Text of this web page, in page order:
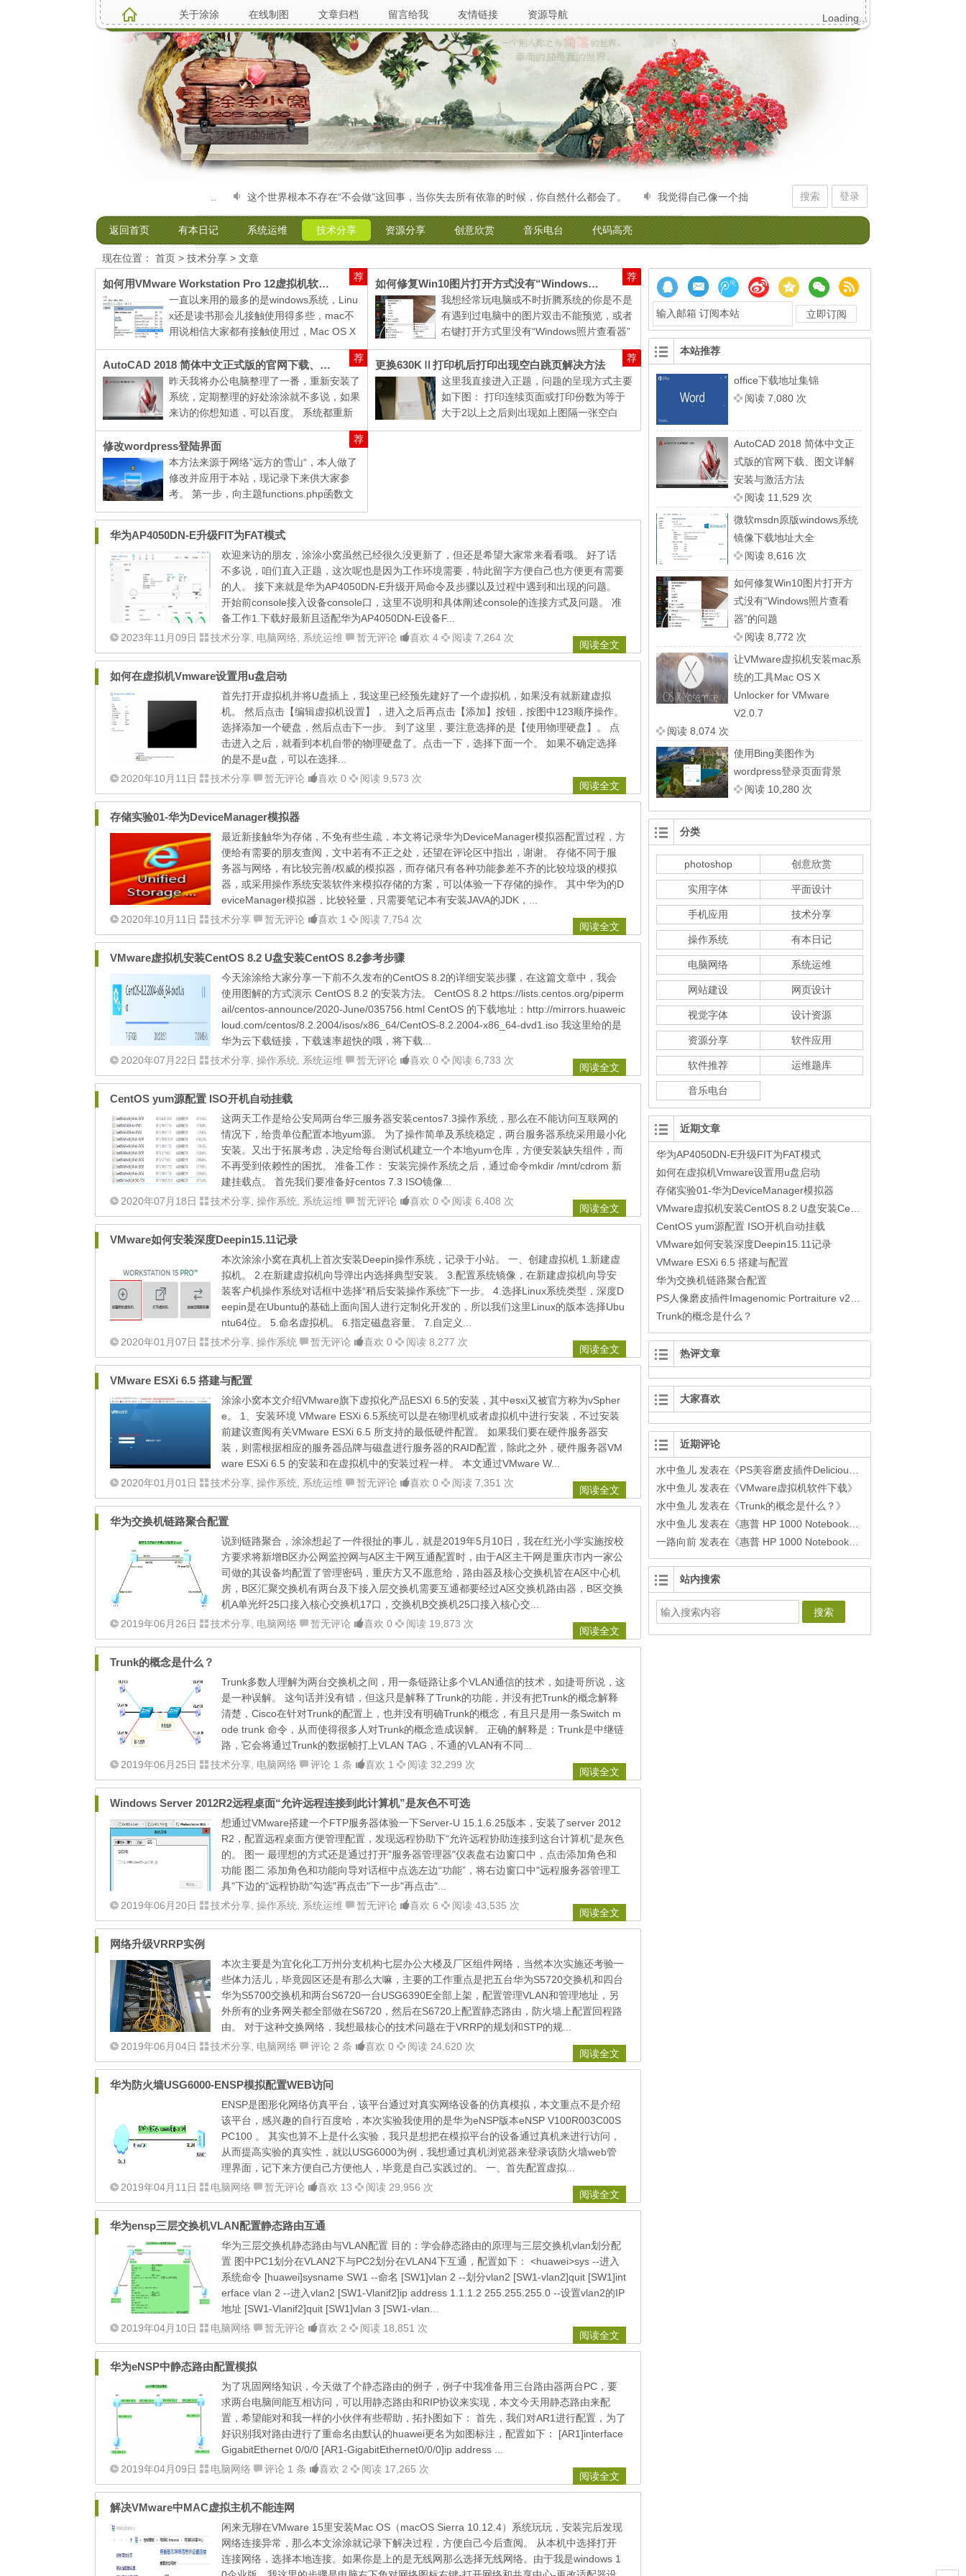
关于涂涂 在线制图 文章归档 留言给我 友情链接 资源导航 Loading...
搜索 登录
这个世界根本不存在“不会做”这回事，当你失去所有依靠的时候，你自然什么都会了。 我觉得自己像一个拙劣的初学者，不停拨弄记忆的琴弦。它给我的回应，
返回首页 有本日记 系统运维 技术分享 资源分享 创意欣赏 音乐电台 代码高亮
现在位置： 首页 > 技术分享 > 文章
荐
如何用VMware Workstation Pro 12虚拟机软件安装Mac系统
一直以来用的最多的是windows系统，Linu
x还是读书那会儿接触使用得多些，mac不
用说相信大家都有接触使用过，Mac OS X
的惊艳我想各位就不用我多说吧，如果我们
只是为了体验一下Mac OS X系统的话大家
不妨跟着我一样...
荐
如何修复Win10图片打开方式没有“Windows照片查看器”的问题
我想经常玩电脑或不时折腾系统的你是不是
有遇到过电脑中的图片双击不能预览，或者
右键打开方式里没有“Windows照片查看器”
是不很惊诧，还带点小郁闷，涂涂就问，有
么有有么有...... 正巧涂涂今天也遇上了哈，
问题...
荐
AutoCAD 2018 简体中文正式版的官网下载、图文详解安装与激活方法
昨天我将办公电脑整理了一番，重新安装了
系统，定期整理的好处涂涂就不多说，如果
来访的你想知道，可以百度。 系统都重新
安装了，接下来要做的就是安装日常工作所
需的应用程序软件了，过去我的电脑里所安
装的软件...
荐
更换630KⅡ打印机后打印出现空白跳页解决方法
这里我直接进入正题，问题的呈现方式主要
如下图： 打印连续页面或打印份数为等于
大于2以上之后则出现如上图隔一张空白
页，这样打印完我们需要的内容后会很浪费
荐
修改wordpress登陆界面
本方法来源于网络”远方的雪山“，本人做了
修改并应用于本站，现记录下来供大家参
考。 第一步，向主题functions.php函数文
件的最后一个“?>”添加代码： // 后台登录界
华为AP4050DN-E升级FIT为FAT模式
欢迎来访的朋友，涂涂小窝虽然已经很久没更新了，但还是希望大家常来看看哦。 好了话
不多说，咱们直入正题，这次呢也是因为工作环境需要，特此留字方便自己也方便更有需要
的人。 接下来就是华为AP4050DN-E升级开局命令及步骤以及过程中遇到和出现的问题。
开始前console接入设备console口，这里不说明和具体阐述console的连接方式及问题。 准
备工作1.下载好最新且适配华为AP4050DN-E设备F...
2023年11月09日
技术分享 电脑网络 系统运维 暂无评论 喜欢 4 阅读 7,264 次
阅读全文
如何在虚拟机Vmware设置用u盘启动
首先打开虚拟机并将U盘插上，我这里已经预先建好了一个虚拟机，如果没有就新建虚拟
机。 然后点击【编辑虚拟机设置】，进入之后再点击【添加】按钮，按图中123顺序操作。
选择添加一个硬盘，然后点击下一步。 到了这里，要注意选择的是【使用物理硬盘】。 点
击进入之后，就看到本机自带的物理硬盘了。点击一下，选择下面一个。 如果不确定选择
的是不是u盘，可以在选择...
2020年10月11日
技术分享 暂无评论 喜欢 0 阅读 9,573 次
阅读全文
存储实验01-华为DeviceManager模拟器
最近新接触华为存储，不免有些生疏，本文将记录华为DeviceManager模拟器配置过程，方
便给有需要的朋友查阅，文中若有不正之处，还望在评论区中指出，谢谢。 存储不同于服
务器与网络，有比较完善/权威的模拟器，而存储只有各种功能参差不齐的比较垃圾的模拟
器，或采用操作系统安装软件来模拟存储的方案，可以体验一下存储的操作。 其中华为的D
eviceManager模拟器，比较轻量，只需要笔记本有安装JAVA的JDK，...
2020年10月11日
技术分享 暂无评论 喜欢 1 阅读 7,754 次
阅读全文
VMware虚拟机安装CentOS 8.2 U盘安装CentOS 8.2参考步骤
今天涂涂给大家分享一下前不久发布的CentOS 8.2的详细安装步骤，在这篇文章中，我会
使用图解的方式演示 CentOS 8.2 的安装方法。 CentOS 8.2 https://lists.centos.org/piperm
ail/centos-announce/2020-June/035756.html CentOS 的下载地址：http://mirrors.huaweic
loud.com/centos/8.2.2004/isos/x86_64/CentOS-8.2.2004-x86_64-dvd1.iso 我这里给的是
华为云下载链接，下载速率超快的哦，将下载...
2020年07月22日
技术分享 操作系统 系统运维 暂无评论 喜欢 0 阅读 6,733 次
阅读全文
CentOS yum源配置 ISO开机自动挂载
这两天工作是给公安局两台华三服务器安装centos7.3操作系统，那么在不能访问互联网的
情况下，给贵单位配置本地yum源。 为了操作简单及系统稳定，两台服务器系统采用最小化
安装。又出于拓展考虑，决定给每台测试机建立一个本地yum仓库，方便安装缺失组件，而
不再受到依赖性的困扰。 准备工作： 安装完操作系统之后，通过命令mkdir /mnt/cdrom 新
建挂载点。 首先我们要准备好centos 7.3 ISO镜像...
2020年07月18日
技术分享 操作系统 系统运维 暂无评论 喜欢 0 阅读 6,408 次
阅读全文
VMware如何安装深度Deepin15.11记录
本次涂涂小窝在真机上首次安装Deepin操作系统，记录于小站。 一、创建虚拟机 1.新建虚
拟机。 2.在新建虚拟机向导弹出内选择典型安装。 3.配置系统镜像，在新建虚拟机向导安
装客户机操作系统对话框中选择“稍后安装操作系统”下一步。 4.选择Linux系统类型，深度D
eepin是在Ubuntu的基础上面向国人进行定制化开发的，所以我们这里Linux的版本选择Ubu
ntu64位。 5.命名虚拟机。 6.指定磁盘容量。 7.自定义...
2020年01月07日
技术分享 操作系统 暂无评论 喜欢 0 阅读 8,277 次
阅读全文
VMware ESXi 6.5 搭建与配置
涂涂小窝本文介绍VMware旗下虚拟化产品ESXI 6.5的安装，其中esxi又被官方称为vSpher
e。 1、安装环境 VMware ESXi 6.5系统可以是在物理机或者虚拟机中进行安装，不过安装
前建议查阅有关VMware ESXi 6.5 所支持的最低硬件配置。 如果我们要在硬件服务器安
装，则需根据相应的服务器品牌与磁盘进行服务器的RAID配置，除此之外，硬件服务器VM
ware ESXi 6.5 的安装和在虚拟机中的安装过程一样。 本文通过VMware W...
2020年01月01日
技术分享 操作系统 系统运维 暂无评论 喜欢 0 阅读 7,351 次
阅读全文
华为交换机链路聚合配置
说到链路聚合，涂涂想起了一件很扯的事儿，就是2019年5月10日，我在红光小学实施按校
方要求将新增B区办公网监控网与A区主干网互通配置时，由于A区主干网是重庆市内一家公
司做的其设备均配置了管理密码，重庆方又不愿意给，路由器及核心交换机皆在A区中心机
房，B区汇聚交换机有两台及下接入层交换机需要互通都要经过A区交换机路由器，B区交换
机A单光纤25口接入核心交换机17口，交换机B交换机25口接入核心交...
2019年06月26日
技术分享 电脑网络 暂无评论 喜欢 0 阅读 19,873 次
阅读全文
Trunk的概念是什么？
Trunk多数人理解为两台交换机之间，用一条链路让多个VLAN通信的技术，如捷哥所说，这
是一种误解。 这句话并没有错，但这只是解释了Trunk的功能，并没有把Trunk的概念解释
清楚，Cisco在针对Trunk的配置上，也并没有明确Trunk的概念，有且只是用一条Switch m
ode trunk 命令，从而使得很多人对Trunk的概念造成误解。 正确的解释是：Trunk是中继链
路，它会将通过Trunk的数据帧打上VLAN TAG，不通的VLAN有不同...
2019年06月25日
技术分享 电脑网络 评论 1 条 喜欢 1 阅读 32,299 次
阅读全文
Windows Server 2012R2远程桌面“允许远程连接到此计算机”是灰色不可选
想通过VMware搭建一个FTP服务器体验一下Server-U 15.1.6.25版本，安装了server 2012
R2，配置远程桌面方便管理配置，发现远程协助下“允许远程协助连接到这台计算机”是灰色
的。 图一 最理想的方式还是通过打开"服务器管理器"仪表盘右边窗口中，点击添加角色和
功能 图二 添加角色和功能向导对话框中点选左边“功能”，将右边窗口中"远程服务器管理工
具"下边的"远程协助"勾选"再点击"下一步"再点击"...
2019年06月20日
技术分享 操作系统 系统运维 暂无评论 喜欢 6 阅读 43,535 次
阅读全文
网络升级VRRP实例
本次主要是为宜化化工万州分支机构七层办公大楼及厂区组件网络，当然本次实施还考验一
些体力活儿，毕竟园区还是有那么大嘛，主要的工作重点是把五台华为S5720交换机和四台
华为S5700交换机和两台S6720一台USG6390E全部上架，配置管理VLAN和管理地址，另
外所有的业务网关都全部做在S6720，然后在S6720上配置静态路由，防火墙上配置回程路
由。 对于这种交换网络，我想最核心的技术问题在于VRRP的规划和STP的规...
2019年06月04日
技术分享 电脑网络 评论 2 条 喜欢 0 阅读 24,620 次
阅读全文
华为防火墙USG6000-ENSP模拟配置WEB访问
ENSP是图形化网络仿真平台，该平台通过对真实网络设备的仿真模拟，本文重点不是介绍
该平台，感兴趣的自行百度哈，本次实验我使用的是华为eNSP版本eNSP V100R003C00S
PC100 。 其实也算不上是什么实验，我只是想把在模拟平台的设备通过真机来进行访问，
从而提高实验的真实性，就以USG6000为例，我想通过真机浏览器来登录该防火墙web管
理界面，记下来方便自己方便他人，毕竟是自己实践过的。 一、首先配置虚拟...
2019年04月11日
电脑网络 暂无评论 喜欢 13 阅读 29,956 次
阅读全文
华为ensp三层交换机VLAN配置静态路由互通
华为三层交换机静态路由与VLAN配置 目的：学会静态路由的原理与三层交换机vlan划分配
置 图中PC1划分在VLAN2下与PC2划分在VLAN4下互通，配置如下： <huawei>sys --进入
系统命令 [huawei]sysname SW1 --命名 [SW1]vlan 2 --划分vlan2 [SW1-vlan2]quit [SW1]int
erface vlan 2 --进入vlan2 [SW1-Vlanif2]ip address 1.1.1.2 255.255.255.0 --设置vlan2的IP
地址 [SW1-Vlanif2]quit [SW1]vlan 3 [SW1-vlan...
2019年04月10日
电脑网络 暂无评论 喜欢 2 阅读 18,851 次
阅读全文
华为eNSP中静态路由配置模拟
为了巩固网络知识，今天做了个静态路由的例子，例子中我准备用三台路由器两台PC，要
求两台电脑间能互相访问，可以用静态路由和RIP协议来实现，本文今天用静态路由来配
置，希望能对和我一样的小伙伴有些帮助，拓扑图如下： 首先，我们对AR1进行配置，为了
好识别我对路由进行了重命名由默认的huawei更名为如图标注，配置如下： [AR1]interface
GigabitEthernet 0/0/0 [AR1-GigabitEthernet0/0/0]ip address ...
2019年04月09日
电脑网络 评论 1 条 喜欢 2 阅读 17,265 次
阅读全文
解决VMware中MAC虚拟主机不能连网
闲来无聊在VMware 15里安装Mac OS（macOS Sierra 10.12.4）系统玩玩，安装完后发现
网络连接异常，那么本文涂涂就记录下解决过程，方便自己今后查阅。 从本机中选择打开
连接网络，选择本地连接。如果你是上的是无线网那么选择无线网络。由于我是windows 1
本站推荐
office下载地址集锦
阅读 7,080 次
AutoCAD 2018 简体中文正
式版的官网下载、图文详解
安装与激活方法
阅读 11,529 次
微软msdn原版windows系统
镜像下载地址大全
阅读 8,616 次
如何修复Win10图片打开方
式没有“Windows照片查看
器”的问题
阅读 8,772 次
让VMware虚拟机安装mac系
统的工具Mac OS X
Unlocker for VMware
V2.0.7
阅读 8,074 次
使用Bing美图作为
wordpress登录页面背景
阅读 10,280 次
分类
photoshop 创意欣赏
实用字体 平面设计
手机应用 技术分享
操作系统 有本日记
电脑网络 系统运维
网站建设 网页设计
视觉字体 设计资源
资源分享 软件应用
软件推荐 运维题库
音乐电台
近期文章
华为AP4050DN-E升级FIT为FAT模式
如何在虚拟机Vmware设置用u盘启动
存储实验01-华为DeviceManager模拟器
CentOS yum源配置 ISO开机自动挂载
VMware如何安装深度Deepin15.11记录
VMware ESXi 6.5 搭建与配置
华为交换机链路聚合配置
Trunk的概念是什么？
热评文章
大家喜欢
近期评论
水中鱼儿 发表在《PS美容磨皮插件Delicious Retouch3下载
水中鱼儿 发表在《VMware虚拟机软件下载》
水中鱼儿 发表在《Trunk的概念是什么？ 》
水中鱼儿 发表在《惠普 HP 1000 Notebook PC安装黑苹果之windows环境下制作单个Clover安装U盘
一路向前 发表在《惠普 HP 1000 Notebook PC安装黑苹果之windows环境下制作单个Clover安装U盘
站内搜索